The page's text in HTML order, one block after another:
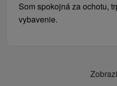
Som spokojná za ochotu,
vybavenie.